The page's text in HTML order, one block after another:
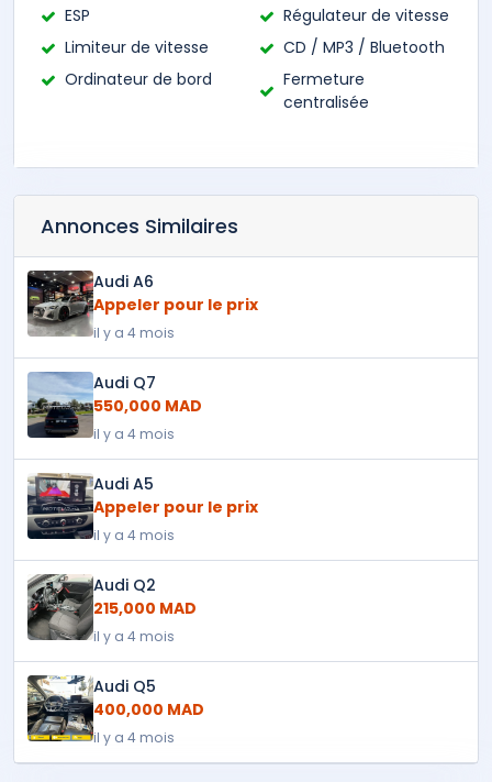
ESP
Régulateur de vitesse
Limiteur de vitesse
CD / MP3 / Bluetooth
Ordinateur de bord
Fermeture
centralisée
Annonces Similaires
Audi A6
Appeler pour le prix
il y a 4 mois
Audi Q7
550,000 MAD
il y a 4 mois
Audi A5
Appeler pour le prix
il y a 4 mois
Audi Q2
215,000 MAD
il y a 4 mois
Audi Q5
400,000 MAD
il y a 4 mois